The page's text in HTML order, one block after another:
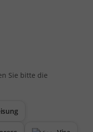
Sie bitte die